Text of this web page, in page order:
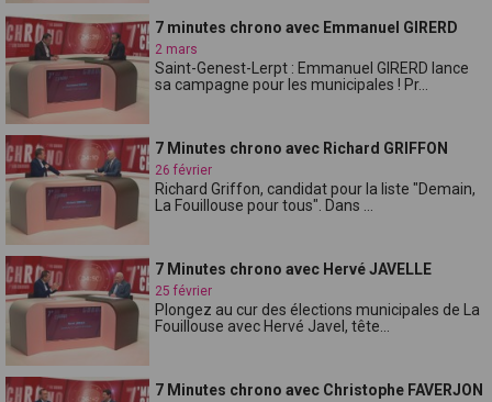
7 minutes chrono avec Emmanuel GIRERD
2 mars
Saint-Genest-Lerpt : Emmanuel GIRERD lance
sa campagne pour les municipales ! Pr...
7 Minutes chrono avec Richard GRIFFON
26 février
Richard Griffon, candidat pour la liste "Demain,
La Fouillouse pour tous". Dans ...
7 Minutes chrono avec Hervé JAVELLE
25 février
Plongez au cur des élections municipales de La
Fouillouse avec Hervé Javel, tête...
7 Minutes chrono avec Christophe FAVERJON